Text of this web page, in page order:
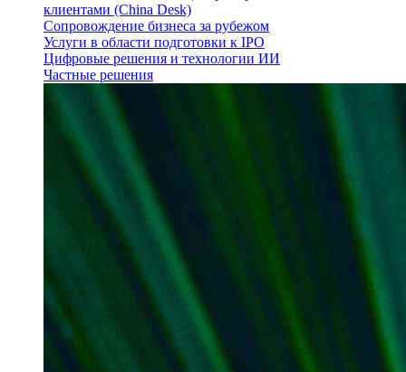
клиентами (China Desk)
Сопровождение бизнеса за рубежом
Услуги в области подготовки к IPO
Цифровые решения и технологии ИИ
Частные решения